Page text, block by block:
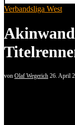
Verbandsliga West
von Olaf Wegerich 26. April